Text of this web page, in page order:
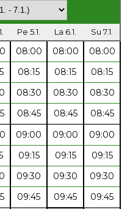
Pe 5.1. La 6.1. Su 7.1.
08:00 08:00
08:00
08:15 08:15
08:15
08:30 08:30
08:30
08:45 08:45
08:45
09:00 09:00
09:00
09:15 09:15
09:15
09:30 09:30
09:30
09:45 09:45
09:45